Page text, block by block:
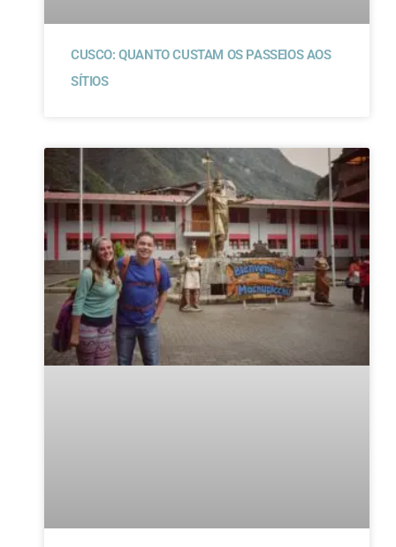
CUSCO: QUANTO CUSTAM OS PASSEIOS AOS
SÍTIOS